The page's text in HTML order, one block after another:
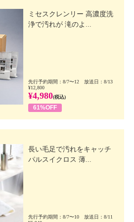
ミセスクレンリー 高濃度洗
浄で汚れが 滝のよ...
先行予約期間：8/7〜12 放送日：8/13
¥12,800
¥4,980(税込)
61%OFF
長い毛足で汚れをキャッチ
パルスイクロス 薄...
先行予約期間：8/7〜10 放送日：8/11